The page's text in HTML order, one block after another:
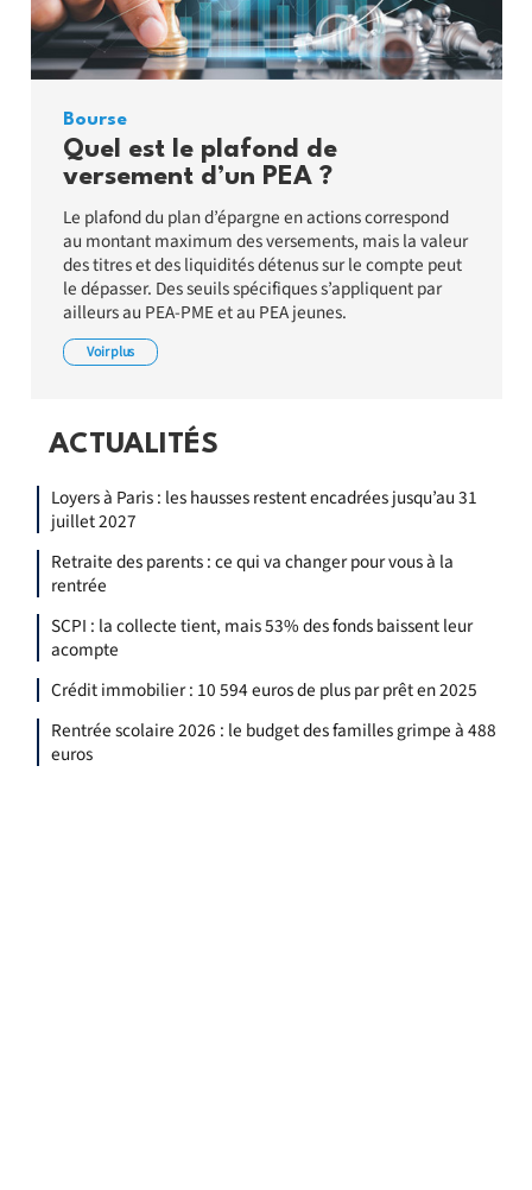
Bourse
Quel est le plafond de
versement d’un PEA ?
Le plafond du plan d’épargne en actions correspond
au montant maximum des versements, mais la valeur
des titres et des liquidités détenus sur le compte peut
le dépasser. Des seuils spécifiques s’appliquent par
ailleurs au PEA-PME et au PEA jeunes.
Voir plus
ACTUALITÉS
Loyers à Paris : les hausses restent encadrées jusqu’au 31
juillet 2027
Retraite des parents : ce qui va changer pour vous à la
rentrée
SCPI : la collecte tient, mais 53% des fonds baissent leur
acompte
Crédit immobilier : 10 594 euros de plus par prêt en 2025
Rentrée scolaire 2026 : le budget des familles grimpe à 488
euros